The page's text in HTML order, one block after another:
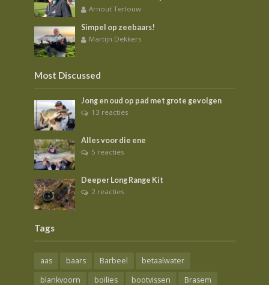
Arnout Terlouw
Simpel op zeebaars!
Martijn Dekkers
Most Discussed
Jong en oud op pad met grote gevolgen
13 reacties
Alles voor die ene
5 reacties
Deeper Long Range Kit
2 reacties
Tags
aas baars Barbeel
betaalwater
blankvoorn
boilies bootvissen
Brasem